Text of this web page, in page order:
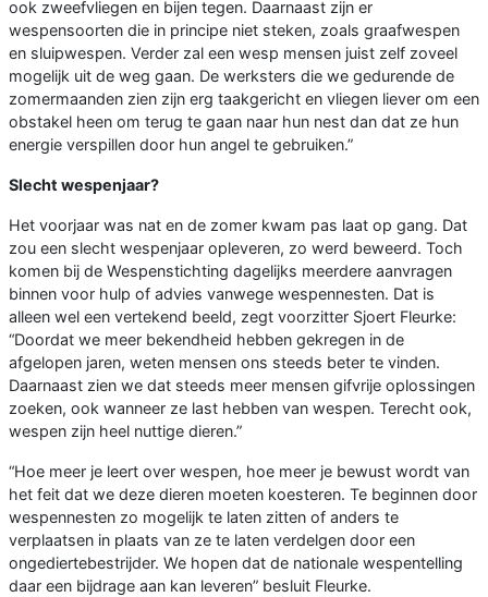
ook zweefvliegen en bijen tegen. Daarnaast zijn er
wespensoorten die in principe niet steken, zoals graafwespen
en sluipwespen. Verder zal een wesp mensen juist zelf zoveel
mogelijk uit de weg gaan. De werksters die we gedurende de
zomermaanden zien zijn erg taakgericht en vliegen liever om een
obstakel heen om terug te gaan naar hun nest dan dat ze hun
energie verspillen door hun angel te gebruiken.”
Slecht wespenjaar?
Het voorjaar was nat en de zomer kwam pas laat op gang. Dat
zou een slecht wespenjaar opleveren, zo werd beweerd. Toch
komen bij de Wespenstichting dagelijks meerdere aanvragen
binnen voor hulp of advies vanwege wespennesten. Dat is
alleen wel een vertekend beeld, zegt voorzitter Sjoert Fleurke:
“Doordat we meer bekendheid hebben gekregen in de
afgelopen jaren, weten mensen ons steeds beter te vinden.
Daarnaast zien we dat steeds meer mensen gifvrije oplossingen
zoeken, ook wanneer ze last hebben van wespen. Terecht ook,
wespen zijn heel nuttige dieren.”
“Hoe meer je leert over wespen, hoe meer je bewust wordt van
het feit dat we deze dieren moeten koesteren. Te beginnen door
wespennesten zo mogelijk te laten zitten of anders te
verplaatsen in plaats van ze te laten verdelgen door een
ongediertebestrijder. We hopen dat de nationale wespentelling
daar een bijdrage aan kan leveren” besluit Fleurke.